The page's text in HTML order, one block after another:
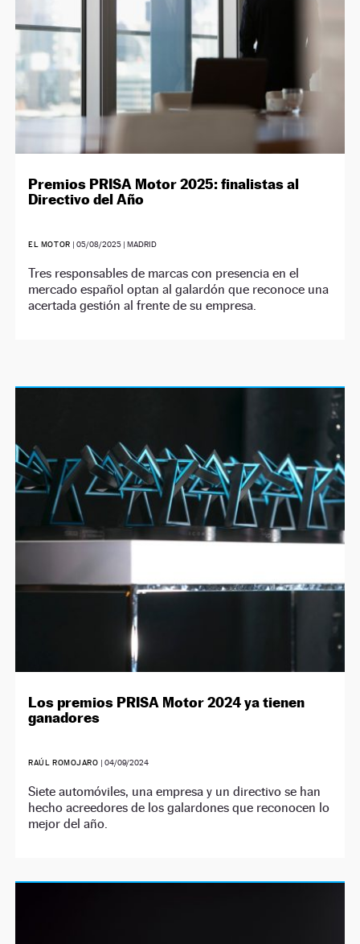
Premios PRISA Motor 2025: finalistas al
Directivo del Año
EL MOTOR | 05/08/2025| MADRID
Tres responsables de marcas con presencia en el
mercado español optan al galardón que reconoce una
acertada gestión al frente de su empresa.
Los premios PRISA Motor 2024 ya tienen
ganadores
RAÚL ROMOJARO | 04/09/2024
Siete automóviles, una empresa y un directivo se han
hecho acreedores de los galardones que reconocen lo
mejor del año.